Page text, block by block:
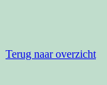
Terug naar overzicht